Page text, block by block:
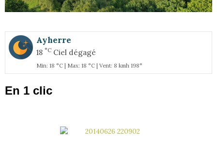
Ayherre
18 °C Ciel dégagé
Min: 18 °C | Max: 18 °C | Vent: 8 kmh 198°
En 1 clic